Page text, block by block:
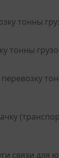
тонны
тонны
связи для